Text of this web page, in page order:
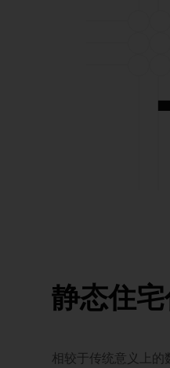
静态住
相较于传统意义上